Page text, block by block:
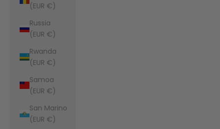
(EUR €)
Russia
(EUR €)
Rwanda
(EUR €)
Samoa
(EUR €)
San Marino
(EUR €)